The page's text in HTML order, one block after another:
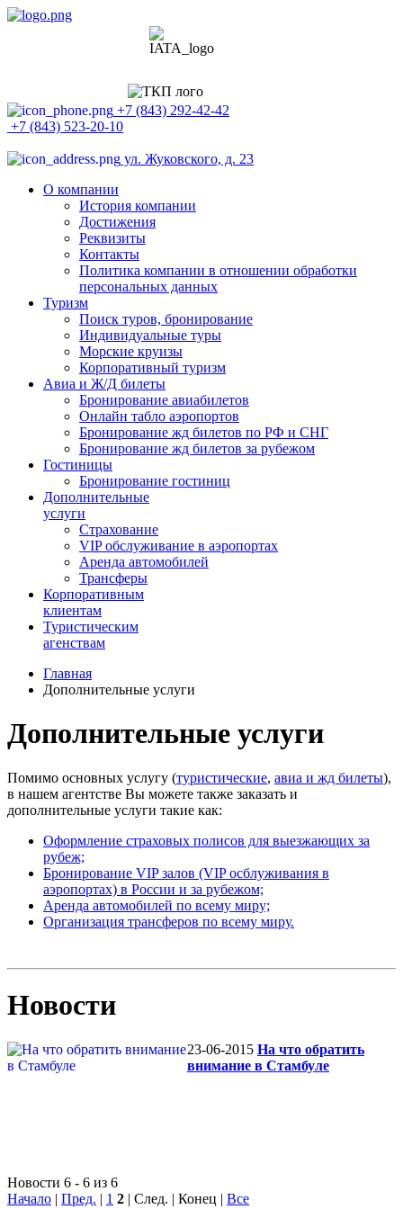
+7 (843) 292-42-42
+7 (843) 523-20-10
ул. Жуковского, д. 23
О компании
История компании
Достижения
Реквизиты
Контакты
Политика компании в отношении обработки
персональных данных
Туризм
Поиск туров, бронирование
Индивидуальные туры
Морские круизы
Корпоративный туризм
Авиа и Ж/Д билеты
Бронирование авиабилетов
Онлайн табло аэропортов
Бронирование жд билетов по РФ и СНГ
Бронирование жд билетов за рубежом
Гостиницы
Бронирование гостиниц
Дополнительные
услуги
Страхование
VIP обслуживание в аэропортах
Аренда автомобилей
Трансферы
Корпоративным
клиентам
Туристическим
агенствам
Главная
Дополнительные услуги
Дополнительные услуги
Помимо основных услугу (туристические, авиа и жд билеты),
в нашем агентстве Вы можете также заказать и
дополнительные услуги такие как:
Оформление страховых полисов для выезжающих за
рубеж;
Бронирование VIP залов (VIP осблуживания в
аэропортах) в России и за рубежом;
Аренда автомобилей по всему миру;
Организация трансферов по всему миру.
Новости
23-06-2015 На что обратить
внимание в Стамбуле
Новости 6 - 6 из 6
Начало | Пред. | 1 2 | След. | Конец | Все